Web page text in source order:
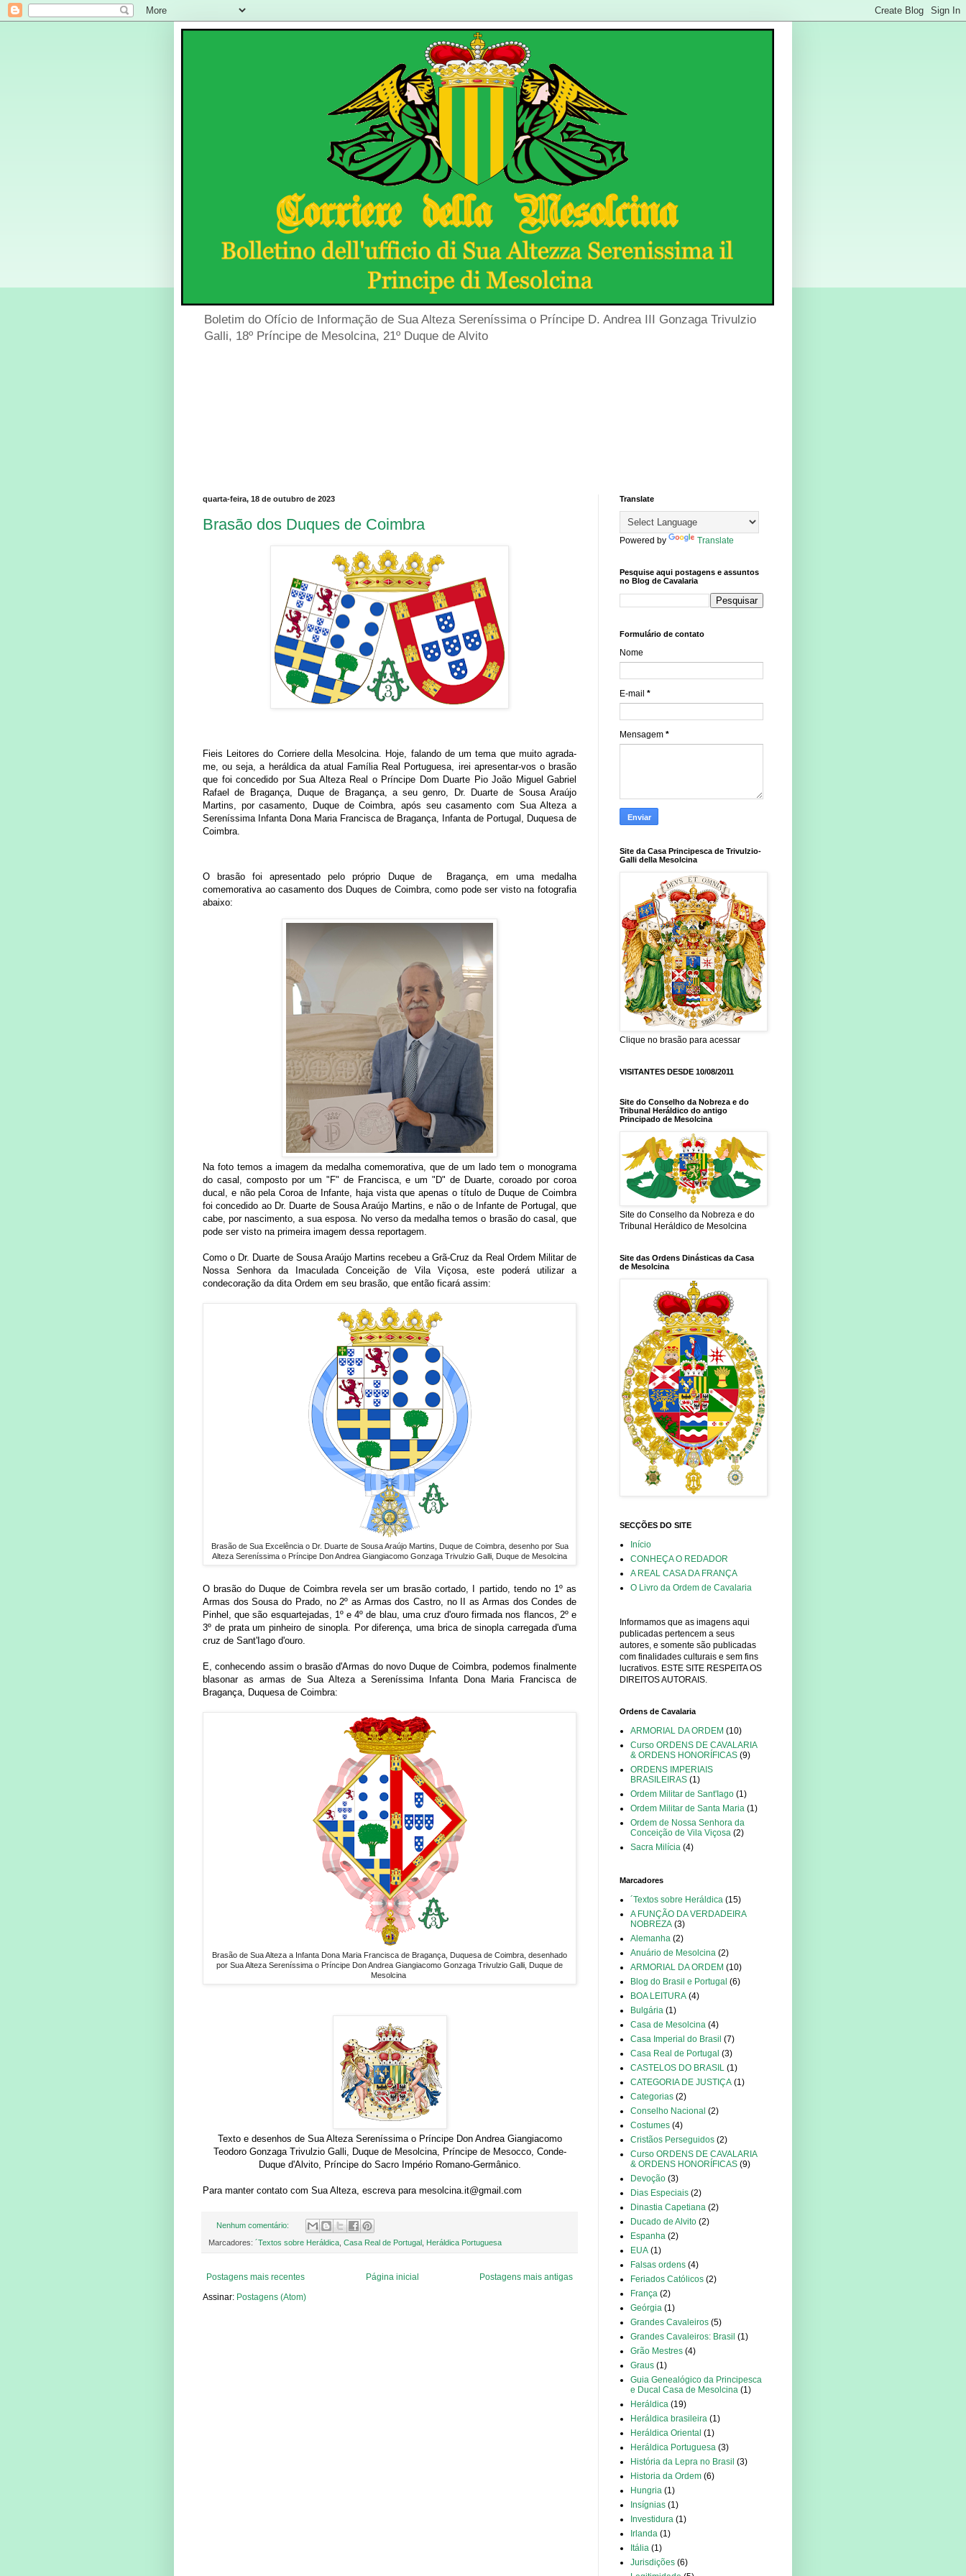
Boletim do Ofício de Informação de Sua Alteza Sereníssima o Príncipe D. Andrea III Gonzaga Trivulzio
Galli, 18º Príncipe de Mesolcina, 21º Duque de Alvito
quarta-feira, 18 de outubro de 2023
Brasão dos Duques de Coimbra
Fieis Leitores do Corriere della Mesolcina. Hoje, falando de um tema que muito agrada-
me, ou seja, a heráldica da atual Família Real Portuguesa, irei apresentar-vos o brasão
que foi concedido por Sua Alteza Real o Príncipe Dom Duarte Pio João Miguel Gabriel
Rafael de Bragança, Duque de Bragança, a seu genro, Dr. Duarte de Sousa Araújo
Martins, por casamento, Duque de Coimbra, após seu casamento com Sua Alteza a
Sereníssima Infanta Dona Maria Francisca de Bragança, Infanta de Portugal, Duquesa de
Coimbra.
O brasão foi apresentado pelo próprio Duque de Bragança, em uma medalha
comemorativa ao casamento dos Duques de Coimbra, como pode ser visto na fotografia
abaixo:
Na foto temos a imagem da medalha comemorativa, que de um lado tem o monograma
do casal, composto por um "F" de Francisca, e um "D" de Duarte, coroado por coroa
ducal, e não pela Coroa de Infante, haja vista que apenas o título de Duque de Coimbra
foi concedido ao Dr. Duarte de Sousa Araújo Martins, e não o de Infante de Portugal, que
cabe, por nascimento, a sua esposa. No verso da medalha temos o brasão do casal, que
pode ser visto na primeira imagem dessa reportagem.
Como o Dr. Duarte de Sousa Araújo Martins recebeu a Grã-Cruz da Real Ordem Militar de
Nossa Senhora da Imaculada Conceição de Vila Viçosa, este poderá utilizar a
condecoração da dita Ordem em seu brasão, que então ficará assim:
Brasão de Sua Excelência o Dr. Duarte de Sousa Araújo Martins, Duque de Coimbra, desenho por Sua
Alteza Sereníssima o Príncipe Don Andrea Giangiacomo Gonzaga Trivulzio Galli, Duque de Mesolcina
O brasão do Duque de Coimbra revela ser um brasão cortado, I partido, tendo no 1º as
Armas dos Sousa do Prado, no 2º as Armas dos Castro, no II as Armas dos Condes de
Pinhel, que são esquartejadas, 1º e 4º de blau, uma cruz d'ouro firmada nos flancos, 2º e
3º de prata um pinheiro de sinopla. Por diferença, uma brica de sinopla carregada d'uma
cruz de Sant'Iago d'ouro.
E, conhecendo assim o brasão d'Armas do novo Duque de Coimbra, podemos finalmente
blasonar as armas de Sua Alteza a Sereníssima Infanta Dona Maria Francisca de
Bragança, Duquesa de Coimbra:
Brasão de Sua Alteza a Infanta Dona Maria Francisca de Bragança, Duquesa de Coimbra, desenhado
por Sua Alteza Sereníssima o Príncipe Don Andrea Giangiacomo Gonzaga Trivulzio Galli, Duque de
Mesolcina
Texto e desenhos de Sua Alteza Sereníssima o Príncipe Don Andrea Giangiacomo
Teodoro Gonzaga Trivulzio Galli, Duque de Mesolcina, Príncipe de Mesocco, Conde-
Duque d'Alvito, Príncipe do Sacro Império Romano-Germânico.
Para manter contato com Sua Alteza, escreva para mesolcina.it@gmail.com
Nenhum comentário:
Marcadores: ´Textos sobre Heráldica, Casa Real de Portugal , Heráldica Portuguesa
Postagens mais recentes Postagens mais antigas
Página inicial
Assinar: Postagens (Atom)
Translate
Powered by Translate
Pesquise aqui postagens e assuntos
no Blog de Cavalaria
Formulário de contato
Nome
E-mail *
Mensagem *
Site da Casa Principesca de Trivulzio-
Galli della Mesolcina
Clique no brasão para acessar
VISITANTES DESDE 10/08/2011
Site do Conselho da Nobreza e do
Tribunal Heráldico do antigo
Principado de Mesolcina
Site do Conselho da Nobreza e do
Tribunal Heráldico de Mesolcina
Site das Ordens Dinásticas da Casa
de Mesolcina
SECÇÕES DO SITE
Início
CONHEÇA O REDADOR
A REAL CASA DA FRANÇA
O Livro da Ordem de Cavalaria
Informamos que as imagens aqui
publicadas pertencem a seus
autores, e somente são publicadas
com finalidades culturais e sem fins
lucrativos. ESTE SITE RESPEITA OS
DIREITOS AUTORAIS.
Ordens de Cavalaria
ARMORIAL DA ORDEM (10)
Curso ORDENS DE CAVALARIA
& ORDENS HONORÍFICAS (9)
ORDENS IMPERIAIS
BRASILEIRAS (1)
Ordem Militar de Sant'Iago (1)
Ordem Militar de Santa Maria (1)
Ordem de Nossa Senhora da
Conceição de Vila Viçosa (2)
Sacra Milícia (4)
Marcadores
´Textos sobre Heráldica (15)
A FUNÇÃO DA VERDADEIRA
NOBREZA (3)
Alemanha (2)
Anuário de Mesolcina (2)
ARMORIAL DA ORDEM (10)
Blog do Brasil e Portugal (6)
BOA LEITURA (4)
Bulgária (1)
Casa de Mesolcina (4)
Casa Imperial do Brasil (7)
Casa Real de Portugal (3)
CASTELOS DO BRASIL (1)
CATEGORIA DE JUSTIÇA (1)
Categorias (2)
Conselho Nacional (2)
Costumes (4)
Cristãos Perseguidos (2)
Curso ORDENS DE CAVALARIA
& ORDENS HONORÍFICAS (9)
Devoção (3)
Dias Especiais (2)
Dinastia Capetiana (2)
Ducado de Alvito (2)
Espanha (2)
EUA (1)
Falsas ordens (4)
Feriados Católicos (2)
França (2)
Geórgia (1)
Grandes Cavaleiros (5)
Grandes Cavaleiros: Brasil (1)
Grão Mestres (4)
Graus (1)
Guia Genealógico da Principesca
e Ducal Casa de Mesolcina (1)
Heráldica (19)
Heráldica brasileira (1)
Heráldica Oriental (1)
Heráldica Portuguesa (3)
História da Lepra no Brasil (3)
Historia da Ordem (6)
Hungria (1)
Insígnias (1)
Investidura (1)
Irlanda (1)
Itália (1)
Jurisdições (6)